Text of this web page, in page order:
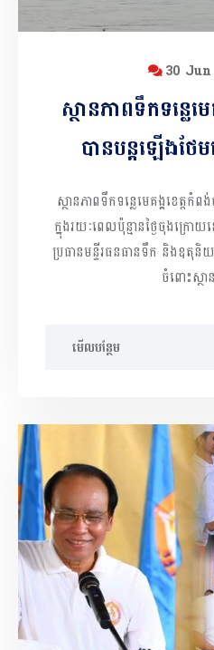
30
ស្ថានភាពទឹកទន្លេម
បានបន្តឡើងថែ
ស្ថានភាពទឹកទន្លេមេគង្គខេត្តកំព
ក្នុងរយៈពេលប៉ុន្មានថ្ងៃចុងក្
ប្រធានមន្ទីរធនធានទឹក និងឧតុនិ
ចំពោះស្ថា
មើលបន្ថែម